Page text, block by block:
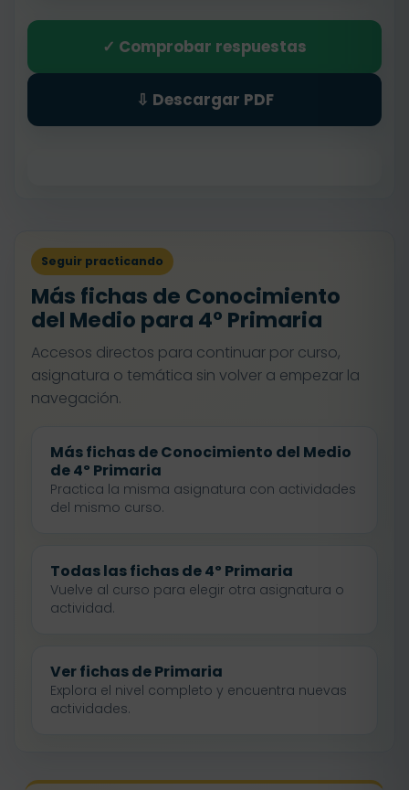
✓ Comprobar respuestas
⇩ Descargar PDF
Seguir practicando
Más fichas de Conocimiento
del Medio para 4º Primaria
Accesos directos para continuar por curso,
asignatura o temática sin volver a empezar la
navegación.
Más fichas de Conocimiento del Medio
de 4º Primaria
Practica la misma asignatura con actividades
del mismo curso.
Todas las fichas de 4º Primaria
Vuelve al curso para elegir otra asignatura o
actividad.
Ver fichas de Primaria
Explora el nivel completo y encuentra nuevas
actividades.